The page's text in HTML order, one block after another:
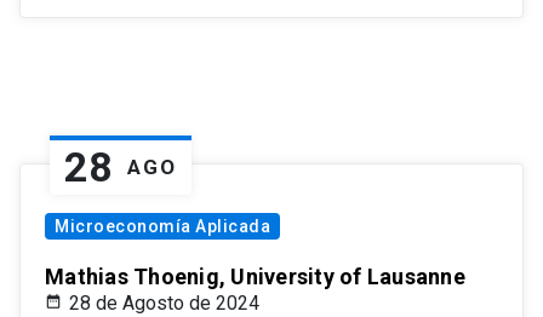
28 AGO
Microeconomía Aplicada
Mathias Thoenig, University of Lausanne
28 de Agosto de 2024